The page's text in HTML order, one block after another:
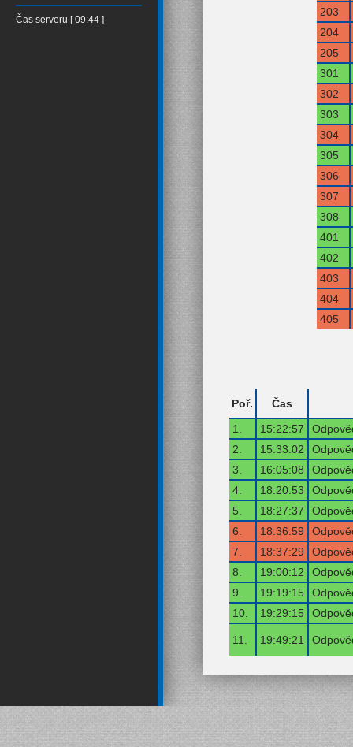
Čas serveru [ 09:44 ]
203
204
205
301
302
303
304
305
306
307
308
401
402
403
404
405
Poř.
Čas
1.
15:22:57
2.
15:33:02
3.
16:05:08
4.
18:20:53
5.
18:27:37
6.
18:36:59
7.
18:37:29
8.
19:00:12
9.
19:19:15
10.
19:29:15
11. 19:49:21